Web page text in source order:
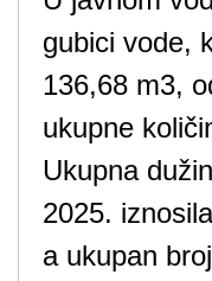
gubici vode,
136,68 m3,
ukupne
Ukupna
2025.
a ukupan